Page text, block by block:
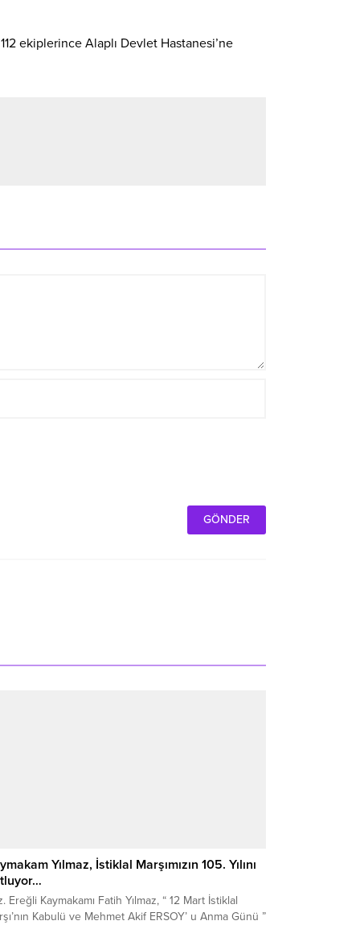
ekiplerince Alaplı Devlet Hastanesi’ne
Yılmaz, İstiklal Marşımızın 105. Yılını
Ereğli Kaymakamı Fatih Yılmaz, “ 12 Mart İstiklal
Kabulü ve Mehmet Akif ERSOY’ u Anma Günü ”